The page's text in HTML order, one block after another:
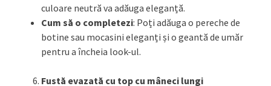
culoare neutră va adăuga eleganță.
Cum să o completezi: Poți adăuga o pereche de
botine sau mocasini eleganți și o geantă de umăr
pentru a încheia look-ul.
Fustă evazată cu top cu mâneci lungi